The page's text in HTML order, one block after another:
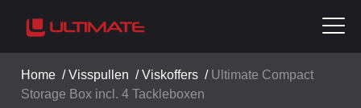
Home /Visspullen /Viskoffers / Ultimate Compact
Storage Box incl. 4 Tackleboxen